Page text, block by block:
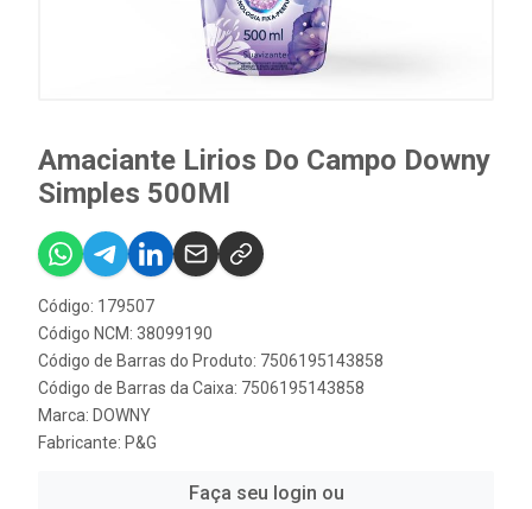
Amaciante Lirios Do Campo Downy
Simples 500Ml
Código: 179507
Código NCM: 38099190
Código de Barras do Produto: 7506195143858
Código de Barras da Caixa: 7506195143858
Marca: DOWNY
Fabricante: P&G
Faça seu login ou